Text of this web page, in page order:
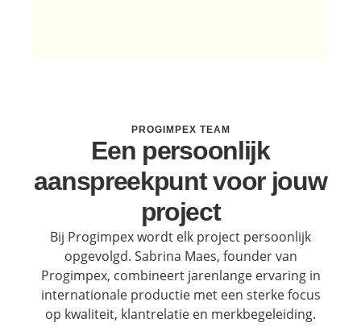
PROGIMPEX TEAM
Een persoonlijk
aanspreekpunt voor jouw
project
Bij Progimpex wordt elk project persoonlijk
opgevolgd. Sabrina Maes, founder van
Progimpex, combineert jarenlange ervaring in
internationale productie met een sterke focus
op kwaliteit, klantrelatie en merkbegeleiding.